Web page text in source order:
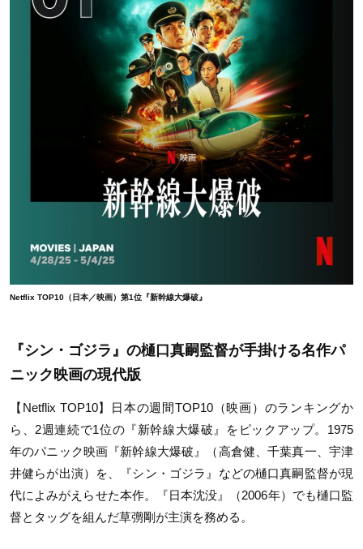
Netflix TOP10（日本／映画）第1位『新幹線大爆破』
『シン・ゴジラ』の樋口真嗣監督が手掛ける名作パ
ニック映画の現代版
【Netflix TOP10】日本の週間TOP10（映画）のランキングか
ら、2週連続で1位の『新幹線大爆破』をピックアップ。1975
年のパニック映画『新幹線大爆破』（高倉健、千葉真一、宇津
井健らが出演）を、『シン・ゴジラ』などの樋口真嗣監督が現
代によみがえらせた本作。『日本沈没』（2006年）でも樋口監
督とタッグを組んだ草彅剛が主演を務める。